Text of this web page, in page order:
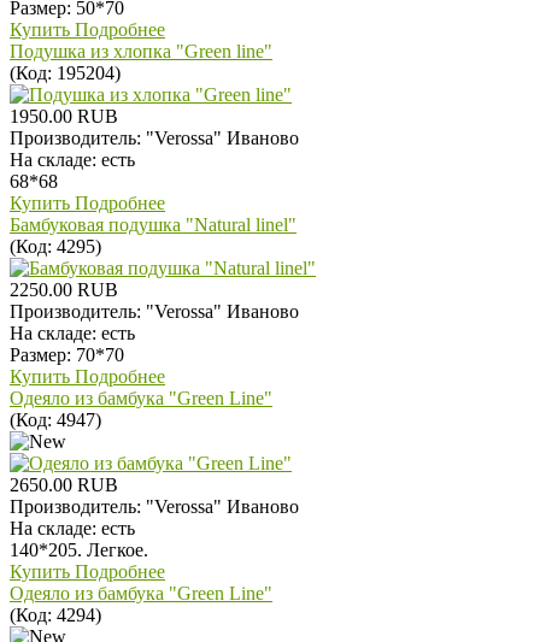
Размер: 50*70
Купить Подробнее
Подушка из хлопка "Green line"
(Код: 195204)
1950.00 RUB
Производитель: "Verossa" Иваново
На складе: есть
68*68
Купить Подробнее
Бамбуковая подушка "Natural linel"
(Код: 4295)
2250.00 RUB
Производитель: "Verossa" Иваново
На складе: есть
Размер: 70*70
Купить Подробнее
Одеяло из бамбука "Green Line"
(Код: 4947)
2650.00 RUB
Производитель: "Verossa" Иваново
На складе: есть
140*205. Легкое.
Купить Подробнее
Одеяло из бамбука "Green Line"
(Код: 4294)